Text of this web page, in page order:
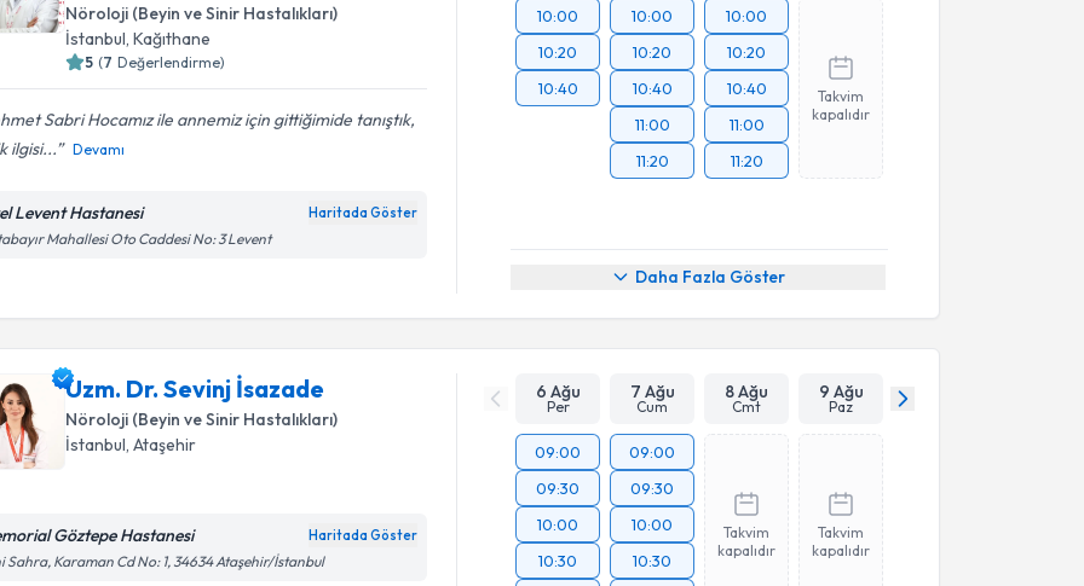
Nöroloji (Beyin ve Sinir Hastalıkları)
İstanbul , Kağıthane
5 (7 Değerlendirme)
Sabri Hocamız ile annemiz için gittiğimide tanıştık,
ilgisi...
Devamı
Levent Hastanesi Haritada Göster
Mahallesi Oto Caddesi No: 3 Levent
10:00
10:20
10:40
10:00
10:20
10:40
11:00
11:20
10:00
10:20
10:40
11:00
11:20
Takvim
kapalıdır
Daha Fazla Göster
Uzm. Dr. Sevinj İsazade
Nöroloji (Beyin ve Sinir Hastalıkları)
İstanbul, Ataşehir
Göztepe Hastanesi Haritada Göster
Sahra, Karaman Cd No: 1, 34634 Ataşehir/İstanbul
6 Ağu
Per
7 Ağu
Cum
8 Ağu
Cmt
9 Ağu
Paz
09:00
09:30
10:00
10:30
09:00
09:30
10:00
10:30
Takvim
kapalıdır
Takvim
kapalıdır